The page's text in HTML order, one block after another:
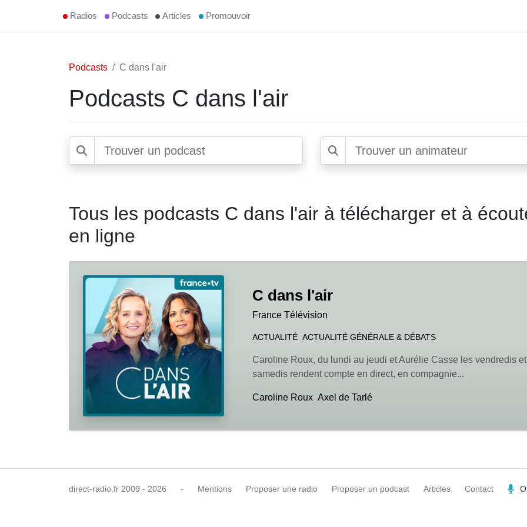
Radios Podcasts Articles Promouvoir
Podcasts C dans l'air
Podcasts C dans l'air
Tous les podcasts C dans l'air à télécharger et à
en ligne
C dans l'air
France Télévision
ACTUALITÉ ACTUALITÉ GÉNÉRALE & DÉBATS
Caroline Roux, du lundi au jeudi et Aurélie Casse les vendredis et
samedis rendent compte en direct, en compagnie...
Caroline Roux Axel de Tarlé
direct-radio.fr 2009 - 2026 - Mentions Proposer une radio Proposer un podcast Articles Contact